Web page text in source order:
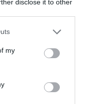
disclose it to other
my
του, τους εντάσσει
σημεία στίξης
αγωνία του
μην προκαλεί
ροή του χρονικού